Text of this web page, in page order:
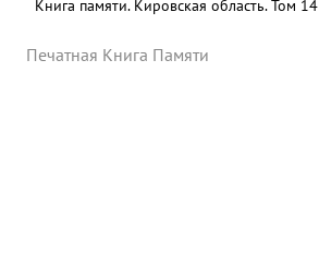
Книга памяти. Кировская область. Том 14
Печатная Книга Памяти